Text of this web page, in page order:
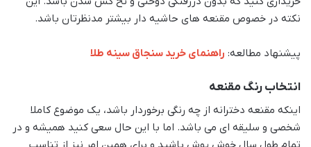
نکته در خصوص مقنعه های حاشیه دار بیشتر مدنظرتان باشد.
پیشنهاد مطالعه: راهنمای خرید سنجاق سینه طلا
انتخاب رنگ مقنعه
اینکه مقنعه دخترانه از چه رنگی برخوردار باشد، یک موضوع کاملا
شخصی و سلیقه ای می باشد. اما با این حال سعی کنید همیشه و در